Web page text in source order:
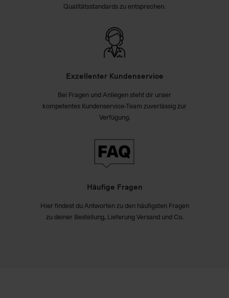
Qualitätsstandards zu entsprechen.
Exzellenter Kundenservice
Bei Fragen und Anliegen steht dir unser
kompetentes Kundenservice-Team zuverlässig zur
Verfügung.
Häufige Fragen
Hier findest du Antworten zu den häufigsten Fragen
zu deiner Bestellung, Lieferung Versand und Co.